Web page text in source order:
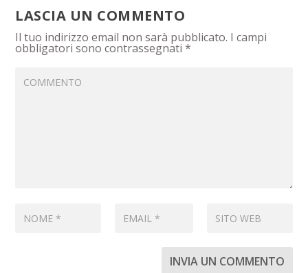
LASCIA UN COMMENTO
Il tuo indirizzo email non sarà pubblicato. I campi
obbligatori sono contrassegnati*